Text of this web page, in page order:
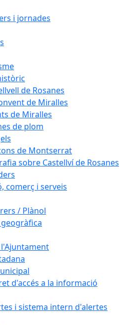
i jornades
de Rosanes
de Miralles
de Miralles
de plom
de Montserrat
sobre Castellví de Rosanes
comerç i serveis
/ Plànol
d'accés a la informació
i sistema intern d'alertes